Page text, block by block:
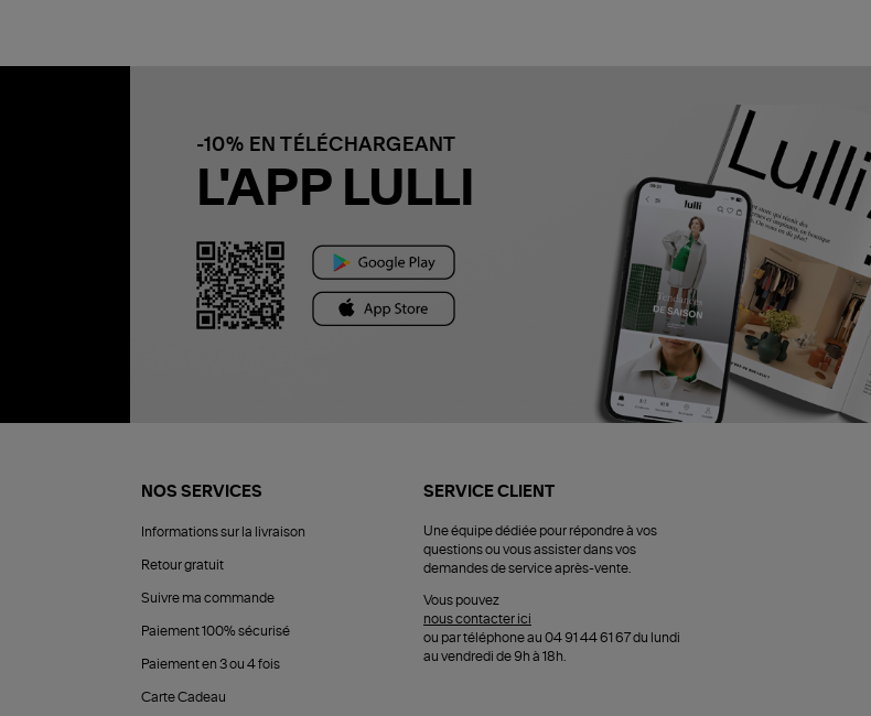
-10% EN TÉLÉCHARGEANT
L'APP LULLI
NOS SERVICES
Informations sur la livraison
Retour gratuit
Suivre ma commande
Paiement 100% sécurisé
Paiement en 3 ou 4 fois
Carte Cadeau
SERVICE CLIENT
Une équipe dédiée pour répondre à vos
questions ou vous assister dans vos
demandes de service après-vente.
Vous pouvez
nous contacter ici
ou par téléphone au 04 91 44 61 67 du lundi
au vendredi de 9h à 18h.